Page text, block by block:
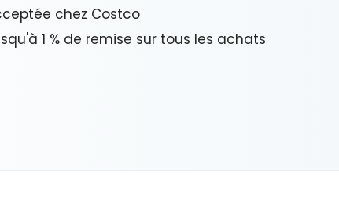
chez Costco
1 % de remise sur tous les achats